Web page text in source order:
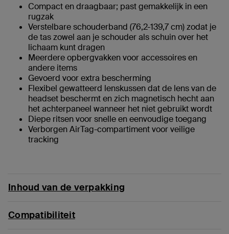
Compact en draagbaar; past gemakkelijk in een
rugzak
Verstelbare schouderband (76,2-139,7 cm) zodat je
de tas zowel aan je schouder als schuin over het
lichaam kunt dragen
Meerdere opbergvakken voor accessoires en
andere items
Gevoerd voor extra bescherming
Flexibel gewatteerd lenskussen dat de lens van de
headset beschermt en zich magnetisch hecht aan
het achterpaneel wanneer het niet gebruikt wordt
Diepe ritsen voor snelle en eenvoudige toegang
Verborgen AirTag-compartiment voor veilige
tracking
Inhoud van de verpakking
Compatibiliteit